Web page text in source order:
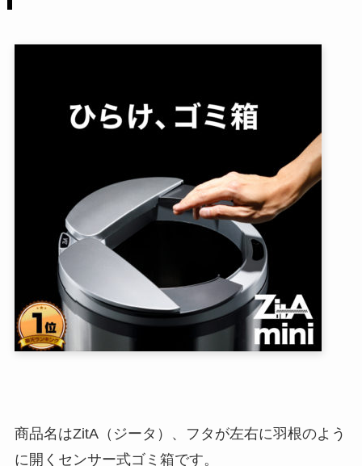
商品名はZitA（ジータ）、フタが左右に羽根のよう
に開くセンサー式ゴミ箱です。